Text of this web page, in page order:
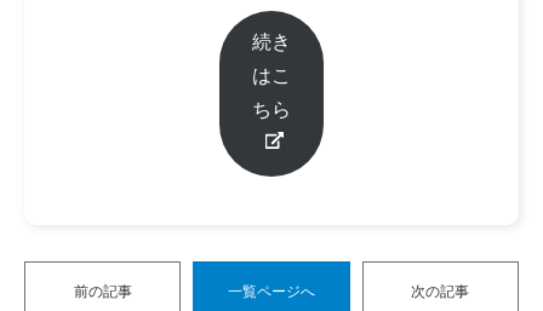
続き
はこ
ちら
前の記事 一覧ページへ 次の記事